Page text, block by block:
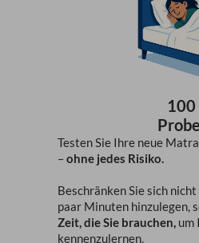
100
Testen Sie Ihre neue
– ohne jedes Risiko.
Beschränken Sie sich
paar Minuten hinzulegen,
Zeit, die Sie brauchen,um
kennenzulernen.